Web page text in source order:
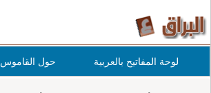
لوحة المفاتيح بالعربية حول القاموس